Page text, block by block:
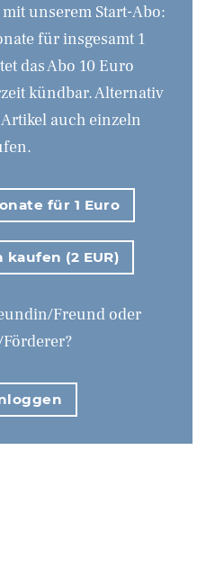
unserem Start-Abo:
für insgesamt 1
das Abo 10 Euro
kündbar. Alternativ
auch einzeln
für 1 Euro
(2 EUR)
Freund oder